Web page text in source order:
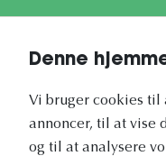
Denne
Vi bruger cookies til
annoncer, til at vise
og til at analysere
Vores